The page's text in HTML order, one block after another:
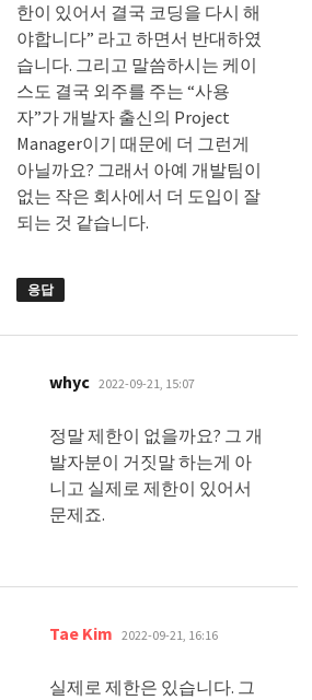
한이 있어서 결국 코딩을 다시 해
야합니다” 라고 하면서 반대하였
습니다. 그리고 말씀하시는 케이
스도 결국 외주를 주는 “사용
자”가 개발자 출신의 Project
Manager이기 때문에 더 그런게
아닐까요? 그래서 아예 개발팀이
없는 작은 회사에서 더 도입이 잘
되는 것 같습니다.
응답
whyc 댓
글:
2022-09-21, 15:07
정말 제한이 없을까요? 그 개
발자분이 거짓말 하는게 아
니고 실제로 제한이 있어서
문제죠.
Tae Kim 댓
글:
2022-09-21, 16:16
실제로 제한은 있습니다. 그